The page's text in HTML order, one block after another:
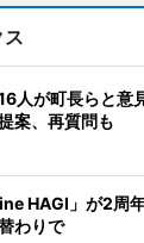
人が町長らと意
案、再質問も
HAGI」が2周
わりで